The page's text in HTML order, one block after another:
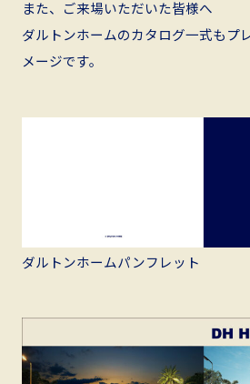
また、ご来場いただいた皆様へ
ダルトンホームのカタログ一式もプ
メージです。
ダルトンホームパンフレット